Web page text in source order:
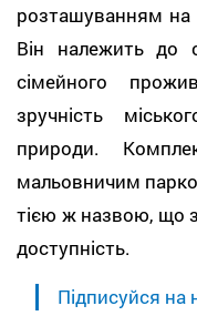
розташуванням на
Він належить до
сімейного
зручність
природи.
мальовничим
тією ж назвою, що
доступність.
Підписуйся на